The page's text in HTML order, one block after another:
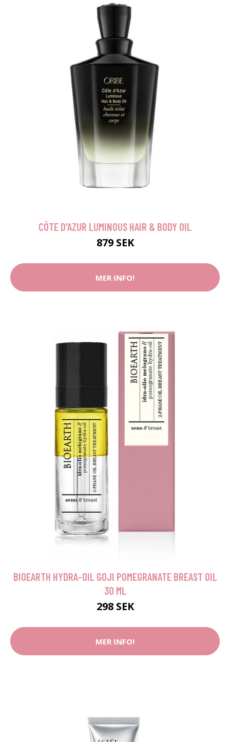
CÔTE D'AZUR LUMINOUS HAIR & BODY OIL
879 SEK
MER INFO!
BIOEARTH HYDRA-OIL GOJI POMEGRANATE BREAST OIL
30 ML
298 SEK
MER INFO!